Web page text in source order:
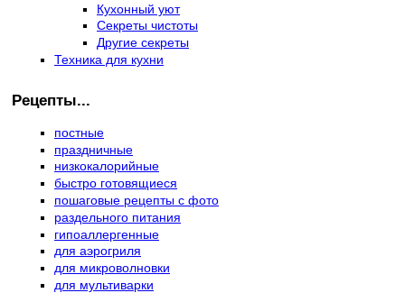
Кухонный уют
Секреты чистоты
Другие секреты
Техника для кухни
Рецепты...
постные
праздничные
низкокалорийные
быстро готовящиеся
пошаговые рецепты с фото
раздельного питания
гипоаллергенные
для аэрогриля
для микроволновки
для мультиварки